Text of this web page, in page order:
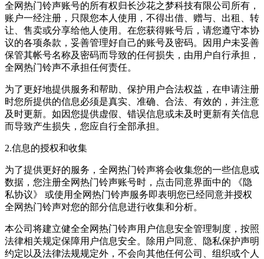
全网热门铃声账号的所有权归长沙花之梦科技有限公司所有，
账户一经注册，只限您本人使用，不得出借、赠与、出租、转
让、售卖或分享给他人使用。在您获得账号后，请您遵守本协
议的各项条款，妥善管理好自己的账号及密码。因用户未妥善
保管其帐号名称及密码而导致的任何损失，由用户自行承担，
全网热门铃声不承担任何责任。
为了更好地提供服务和帮助、保护用户合法权益，在申请注册
时您所提供的信息必须是真实、准确、合法、有效的，并注意
及时更新。如因您提供虚假、错误信息或未及时更新有关信息
而导致产生损失，您应自行全部承担。
2.信息的授权和收集
为了提供更好的服务，全网热门铃声将会收集您的一些信息或
数据，您注册全网热门铃声账号时，点击同意界面中的 《隐
私协议》 或使用全网热门铃声服务即表明您已经同意并授权
全网热门铃声对您的部分信息进行收集和分析。
本公司将建立健全全网热门铃声用户信息安全管理制度，按照
法律相关规定保障用户信息安全。除用户同意、隐私保护声明
约定以及法律法规规定外，不会向其他任何公司、组织或个人